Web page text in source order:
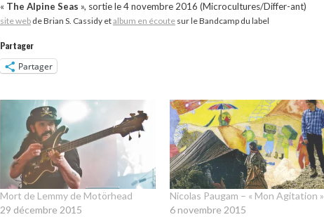
« The Alpine Seas », sortie le 4 novembre 2016 (Microcultures/Differ-ant)
site web de Brian S. Cassidy etalbum en écoute sur le Bandcamp du label
Partager
Partager
Mort de Lemmy de Motörhead
29 décembre 2015
Nicolas Paugam – « Mon Agitation »
6 novembre 2015